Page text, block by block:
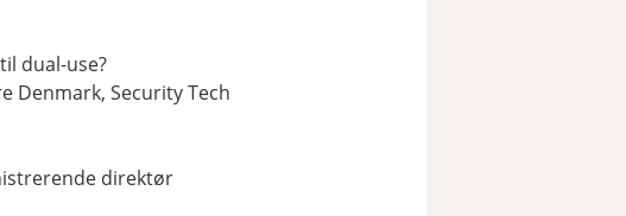
dual-use?
Denmark, Security Tech
direktør